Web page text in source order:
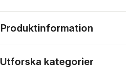
Produktinformation
Utforska kategorier